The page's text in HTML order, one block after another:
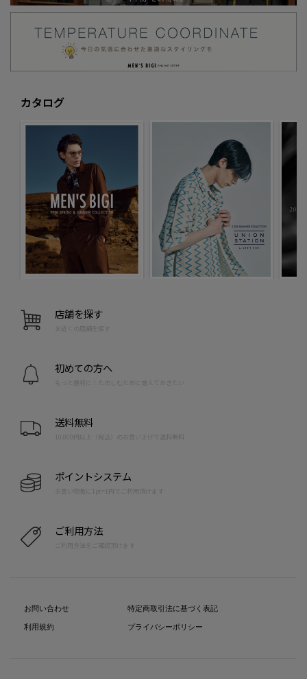
カタログ
店舗を探す
お近くの店舗を探す
初めての方へ
もっと便利に！たのしむために覚えておきたい
送料無料
10,000円以上（税込）のお買い上げで送料無料
ポイントシステム
お買い物毎に1pt=1円でご利用頂けます
ご利用方法
ご利用方法をご確認頂けます
お問い合わせ
利用規約
特定商取引法に基づく表記
プライバシーポリシー